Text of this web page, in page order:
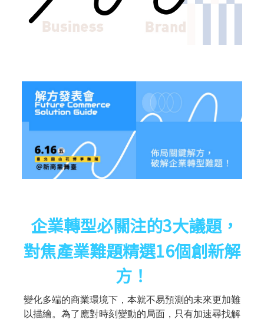
企業轉型必關注的3大議題，
對焦產業難題精選16個創新解
方！
變化多端的商業環境下，本就不易預測的未來更加難
以描繪。為了應對時刻變動的局面，只有加速尋找解